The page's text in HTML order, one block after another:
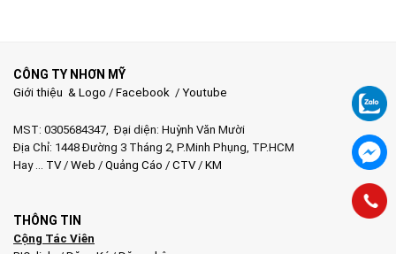
CÔNG TY NHƠN MỸ
Giới thiệu & Logo / Facebook / Youtube
MST: 0305684347, Đại diện: Huỳnh Văn Mười
Địa Chỉ: 1448 Đường 3 Tháng 2, P.Minh Phụng, TP.HCM
Hay … TV/ Web / Quảng Cáo / CTV/ KM
THÔNG TIN
Cộng Tác Viên